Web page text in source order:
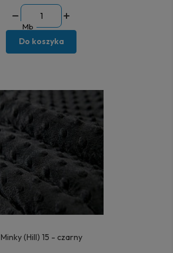
Mb
Do koszyka
Minky (Hill) 15 - czarny